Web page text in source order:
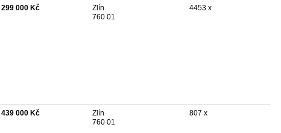
299 000 Kč
Zlín
760 01
4453 x
439 000 Kč
Zlín
760 01
807 x